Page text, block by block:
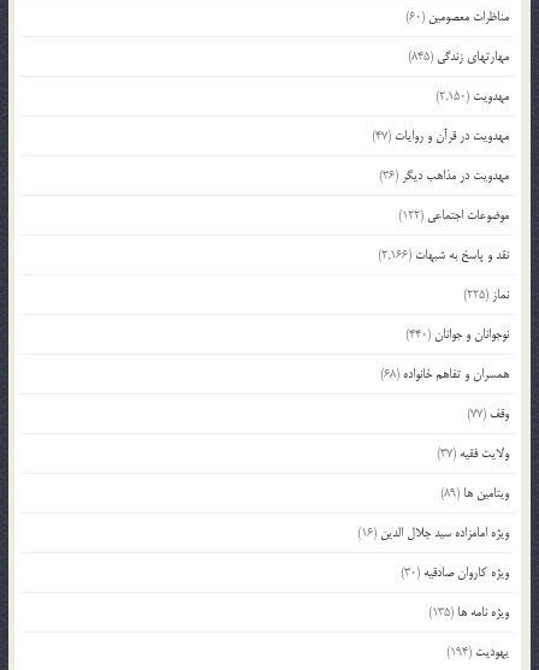
مناظرات معصومین (60)
مهارتهای زندگی (845)
مهدویت (2,150)
مهدویت در قرآن و روایات (47)
مهدویت در مذاهب دیگر (36)
موضوعات اجتماعی (122)
نقد و پاسخ به شبهات (2,166)
نماز (225)
نوجوانان و جوانان(440)
همسران و تفاهم خانواده (68)
وقف (77)
ولایت فقیه (37)
ویتامین ها (89)
ویژه امامزاده سید جلال الدین (16)
ویژه کاروان صادقیه (30)
ویژه نامه ها (135)
یهودیت (194)